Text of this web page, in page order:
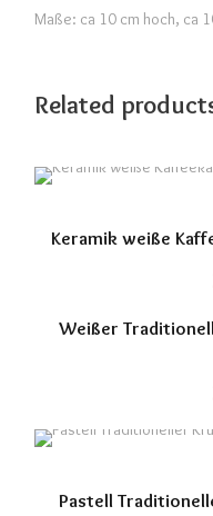
Maße: ca 10 cm hoch, ca
Related
Keramik weiße
Weißer
Pastell